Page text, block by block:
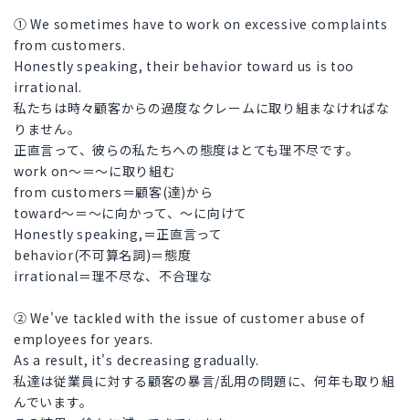
① We sometimes have to work on excessive complaints
from customers.
Honestly speaking, their behavior toward us is too
irrational.
私たちは時々顧客からの過度なクレームに取り組まなければな
りません。
正直言って、彼らの私たちへの態度はとても理不尽です。
work on〜＝〜に取り組む
from customers＝顧客(達)から
toward〜＝〜に向かって、〜に向けて
Honestly speaking,＝正直言って
behavior(不可算名詞)＝態度
irrational＝理不尽な、不合理な
② We've tackled with the issue of customer abuse of
employees for years.
As a result, it's decreasing gradually.
私達は従業員に対する顧客の暴言/乱用の問題に、何年も取り組
んでいます。